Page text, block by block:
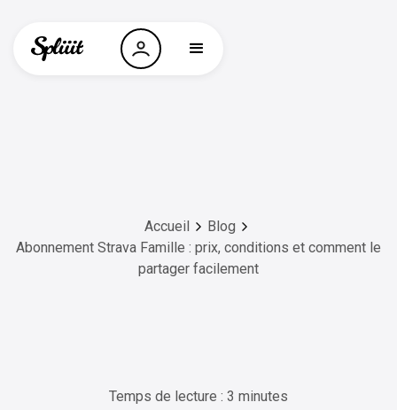
Accueil
Blog
Abonnement Strava Famille : prix, conditions et comment le
partager facilement
Temps de lecture : 3 minutes